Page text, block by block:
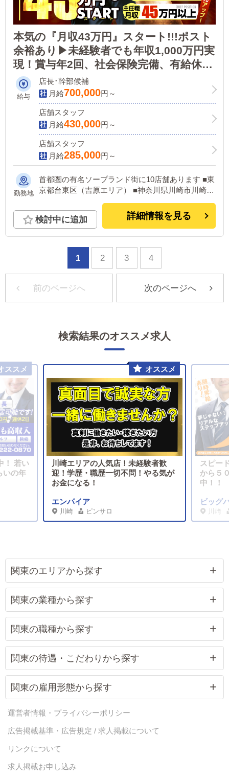
本気の『月収43万円』スタート!!!ポスト
余裕あり▶未経験者でも年収1,000万円実
現！賞与年2回、社会保険完備、有給休暇
法定付与、個室寮あり！内勤業務メイン
で安心です。
給与
店長･幹部候補
月給700,000円～
店舗スタッフ
月給430,000円～
店舗スタッフ
月給285,000円～
勤務地
首都圏の有名ソープランド街に10店舗あります ■東
京都台東区（吉原エリア） ■神奈川県川崎市川崎区
ア）
検討中に追加 詳細情報を見る
1 2 3 4
前のページへ 次のページへ
検索結果のオススメ求人
！ 若い
いの年
川崎エリアの人気店！未経験者歓
迎！学歴・職歴一切不問！やる気が
お金になる！
エンパイア
川崎 ピンサロ
スピー
から５
中！！
ビッグ
川崎
関東のエリアから探す
関東の業種から探す
関東の職種から探す
関東の待遇・こだわりから探す
関東の雇用形態から探す
運営者情報・プライバシーポリシー
広告掲載基準・広告規定 / 求人掲載について
リンクについて
求人掲載お申し込み